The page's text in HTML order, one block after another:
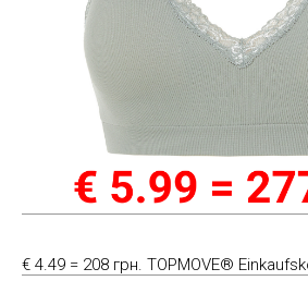
€ 4.49 = 208 грн. TOPMOVE®